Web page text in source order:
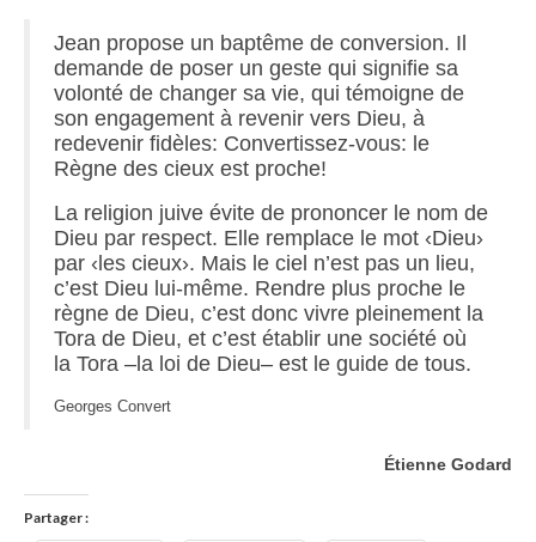
Jean propose un baptême de conversion. Il
demande de poser un geste qui signifie sa
volonté de changer sa vie, qui témoigne de
son engagement à revenir vers Dieu, à
redevenir fidèles: Convertissez-vous: le
Règne des cieux est proche!
La religion juive évite de prononcer le nom de
Dieu par respect. Elle remplace le mot ‹Dieu›
par ‹les cieux›. Mais le ciel n’est pas un lieu,
c’est Dieu lui-même. Rendre plus proche le
règne de Dieu, c’est donc vivre pleinement la
Tora de Dieu, et c’est établir une société où
la Tora –la loi de Dieu– est le guide de tous.
Georges Convert
Étienne Godard
Partager :